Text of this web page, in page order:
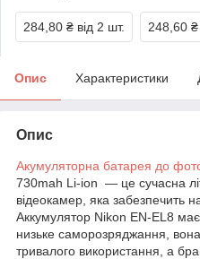
284,80 ₴ від 2 шт. 248,60 ₴
Опис Характеристики
Опис
Акумуляторна батарея до
730mah Li-ion — це сучасна
відеокамер, яка забезпечить
Аккумулятор Nikon EN-EL8 має
низьке саморозряджання, вона
тривалого використання, а